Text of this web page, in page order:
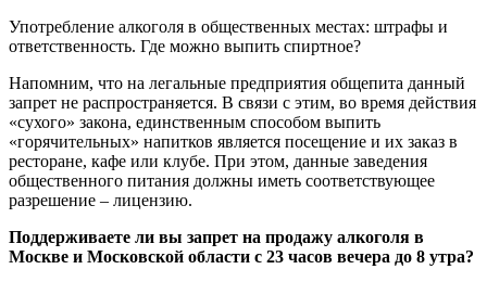
Употребление алкоголя в общественных местах: штрафы и
ответственность. Где можно выпить спиртное?
Напомним, что на легальные предприятия общепита данный
запрет не распространяется. В связи с этим, во время действия
«сухого» закона, единственным способом выпить
«горячительных» напитков является посещение и их заказ в
ресторане, кафе или клубе. При этом, данные заведения
общественного питания должны иметь соответствующее
разрешение – лицензию.
Поддерживаете ли вы запрет на продажу алкоголя в
Москве и Московской области с 23 часов вечера до 8 утра?